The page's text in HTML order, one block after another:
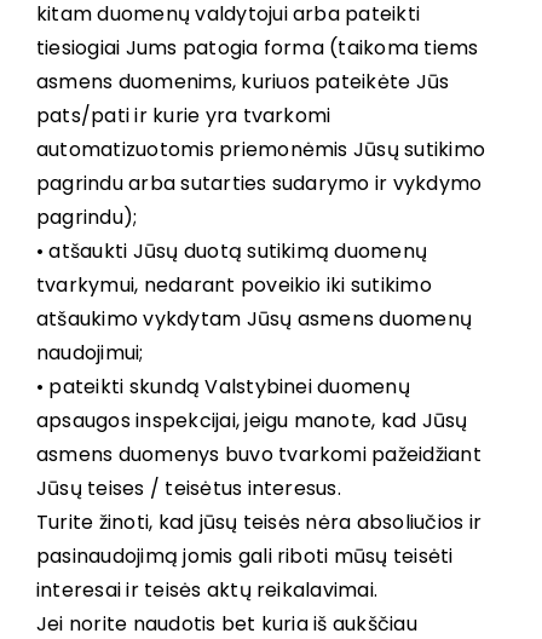
kitam duomenų valdytojui arba pateikti
tiesiogiai Jums patogia forma (taikoma tiems
asmens duomenims, kuriuos pateikėte Jūs
pats/pati ir kurie yra tvarkomi
automatizuotomis priemonėmis Jūsų sutikimo
pagrindu arba sutarties sudarymo ir vykdymo
pagrindu);
• atšaukti Jūsų duotą sutikimą duomenų
tvarkymui, nedarant poveikio iki sutikimo
atšaukimo vykdytam Jūsų asmens duomenų
naudojimui;
• pateikti skundą Valstybinei duomenų
apsaugos inspekcijai, jeigu manote, kad Jūsų
asmens duomenys buvo tvarkomi pažeidžiant
Jūsų teises / teisėtus interesus.
Turite žinoti, kad jūsų teisės nėra absoliučios ir
pasinaudojimą jomis gali riboti mūsų teisėti
interesai ir teisės aktų reikalavimai.
Jei norite naudotis bet kuria iš aukščiau